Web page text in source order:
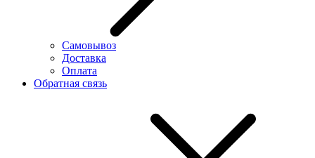
Самовывоз
Доставка
Оплата
Обратная связь